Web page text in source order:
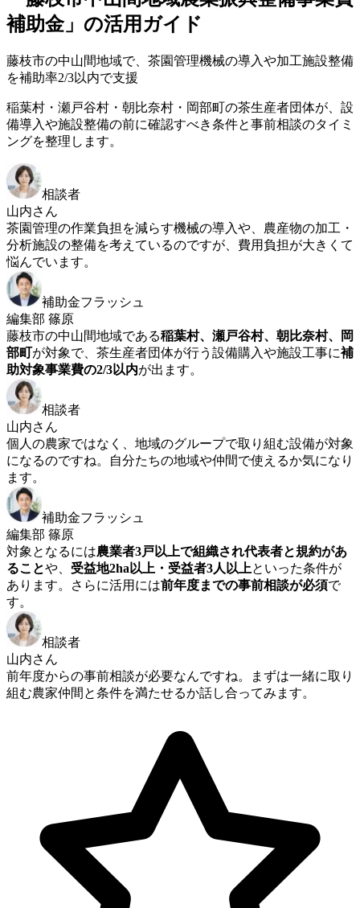
補助金」の活用ガイド
藤枝市の中山間地域で、茶園管理機械の導入や加工施設整備
を補助率2/3以内で支援
稲葉村・瀬戸谷村・朝比奈村・岡部町の茶生産者団体が、設
備導入や施設整備の前に確認すべき条件と事前相談のタイミ
ングを整理します。
相談者
山内さん
茶園管理の作業負担を減らす機械の導入や、農産物の加工・
分析施設の整備を考えているのですが、費用負担が大きくて
悩んでいます。
補助金フラッシュ
編集部 篠原
藤枝市の中山間地域である稲葉村、瀬戸谷村、朝比奈村、岡
部町が対象で、茶生産者団体が行う設備購入や施設工事に補
助対象事業費の2/3以内が出ます。
相談者
山内さん
個人の農家ではなく、地域のグループで取り組む設備が対象
になるのですね。自分たちの地域や仲間で使えるか気になり
ます。
補助金フラッシュ
編集部 篠原
対象となるには農業者3戸以上で組織され代表者と規約があ
ることや、 受益地2ha以上・受益者3人以上といった条件が
あります。さらに活用には前年度までの事前相談が必須で
す。
相談者
山内さん
前年度からの事前相談が必要なんですね。まずは一緒に取り
組む農家仲間と条件を満たせるか話し合ってみます。